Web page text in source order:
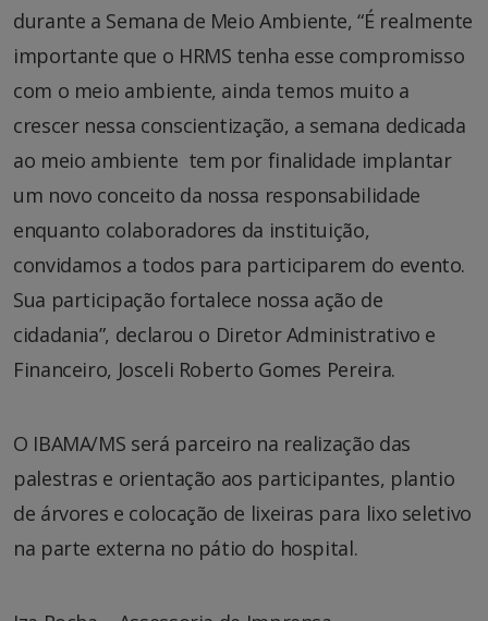
durante a Semana de Meio Ambiente, “É realmente
importante que o HRMS tenha esse compromisso
com o meio ambiente, ainda temos muito a
crescer nessa conscientização, a semana dedicada
ao meio ambiente tem por finalidade implantar
um novo conceito da nossa responsabilidade
enquanto colaboradores da instituição,
convidamos a todos para participarem do evento.
Sua participação fortalece nossa ação de
cidadania”, declarou o Diretor Administrativo e
Financeiro, Josceli Roberto Gomes Pereira.
O IBAMA/MS será parceiro na realização das
palestras e orientação aos participantes, plantio
de árvores e colocação de lixeiras para lixo seletivo
na parte externa no pátio do hospital.